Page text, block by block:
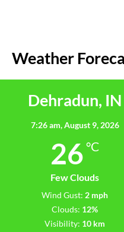
Weather
Dehradun, IN
7:26 am,August 9, 2026
26 °C
Few Clouds
Wind Gust: 2 mph
Clouds: 12%
Visibility: 10 km